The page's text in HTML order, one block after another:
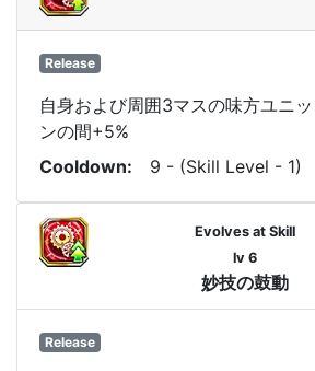
Release
自身および周囲3マスの味方ユニ
ンの間+5%
Cooldown
9 - (Skill Level - 1)
Evolves at Skill
lv 6
妙技の鼓動
Release